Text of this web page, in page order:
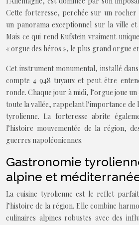
Cette forteresse, perchée sur un
un panorama exceptionnel sur la ville et
Mais ce qui rend Kufstein vraiment
« orgue des héros », le plus grand orgue
Cet instrument monumental, installé
compte 4 948 tuyaux et peut être
ronde. Chaque jour à midi, l’orgue joue
toute la vallée, rappelant l’importance de
tyrolienne. La forteresse abrite
l’histoire mouvementée de la région,
guerres napoléoniennes.
Gastronomie
alpine et
La cuisine tyrolienne est le reflet
l’histoire de la région. Elle combine
culinaires alpines robustes avec des